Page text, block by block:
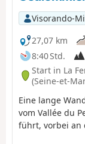
Visorando-
27,07 km
8:40 Std.
Start in La
(Seine-et-
Eine lange
vom Vallée du
führt, vorbei an